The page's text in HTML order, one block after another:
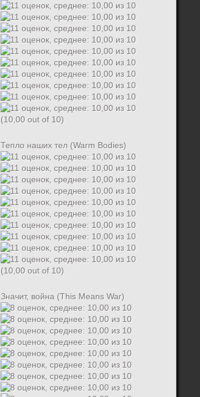
(10,00 out of 10)
Тепло наших тел (Warm Bodies)
(10,00 out of 10)
Значит, война (This Means War)